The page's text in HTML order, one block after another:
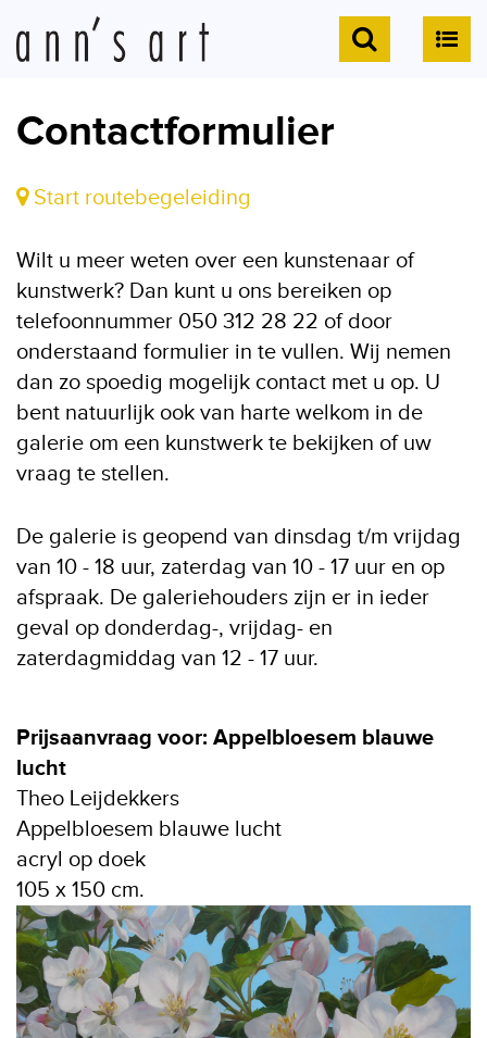
Contactformulier
Start routebegeleiding
Wilt u meer weten over een kunstenaar of
kunstwerk? Dan kunt u ons bereiken op
telefoonnummer 050 312 28 22 of door
onderstaand formulier in te vullen. Wij nemen
dan zo spoedig mogelijk contact met u op. U
bent natuurlijk ook van harte welkom in de
galerie om een kunstwerk te bekijken of uw
vraag te stellen.
De galerie is geopend van dinsdag t/m vrijdag
van 10 - 18 uur, zaterdag van 10 - 17 uur en op
afspraak. De galeriehouders zijn er in ieder
geval op donderdag-, vrijdag- en
zaterdagmiddag van 12 - 17 uur.
Prijsaanvraag voor: Appelbloesem blauwe
lucht
Theo Leijdekkers
Appelbloesem blauwe lucht
acryl op doek
105 x 150 cm.